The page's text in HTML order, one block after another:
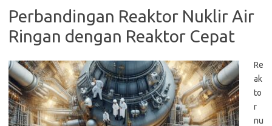
Perbandingan Reaktor Nuklir Air
Ringan dengan Reaktor Cepat
Re
ak
to
r
nu